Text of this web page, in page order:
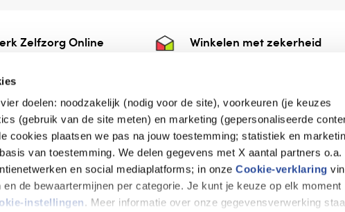
doelen: noodzakelijk (nodig voor de site), voorkeuren (je keuzes
(gebruik van de site meten) en marketing (gepersonaliseerde
cookies plaatsen we pas na jouw toestemming; statistiek en
van toestemming. We delen gegevens met X aantal partners o.a.
en social mediaplatforms; in onzeCookie-verklaring
de bewaartermijnen per categorie. Je kunt je keuze op elk moment
instellingen. Meer informatie over onze gegevensverwerking
Zelfzorg Online Winkelen met zekerheid
de vriendelijke specialist
Disclaimer Privacy verklaring